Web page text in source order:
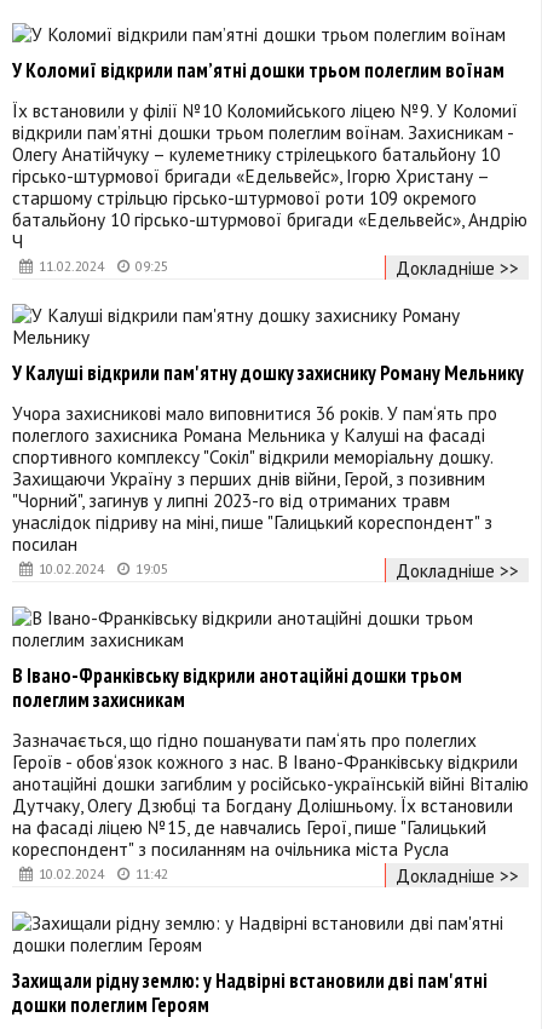
11.02.2024 09:25
У Коломиї відкрили пам’ятні дошки трьом полеглим воїнам
Їх встановили у філії №10 Коломийського ліцею №9. У Коломиї
відкрили пам’ятні дошки трьом полеглим воїнам. Захисникам -
Олегу Анатійчуку – кулеметнику стрілецького батальйону 10
гірсько-штурмової бригади «Едельвейс», Ігорю Христану –
старшому стрільцю гірсько-штурмової роти 109 окремого
батальйону 10 гірсько-штурмової бригади «Едельвейс», Андрію
Ч
Докладніше >>
10.02.2024 19:05
У Калуші відкрили пам'ятну дошку захиснику Роману Мельнику
Учора захисникові мало виповнитися 36 років. У пам‘ять про
полеглого захисника Романа Мельника у Калуші на фасаді
спортивного комплексу "Сокіл" відкрили меморіальну дошку.
Захищаючи Україну з перших днів війни, Герой, з позивним
"Чорний", загинув у липні 2023-го від отриманих травм
унаслідок підриву на міні, пише "Галицький кореспондент" з
посилан
Докладніше >>
10.02.2024 11:42
В Івано-Франківську відкрили анотаційні дошки трьом
полеглим захисникам
Зазначається, що гідно пошанувати пам‘ять про полеглих
Героїв - обов‘язок кожного з нас. В Івано-Франківську відкрили
анотаційні дошки загиблим у російсько-українській війні Віталію
Дутчаку, Олегу Дзюбці та Богдану Долішньому. Їх встановили
на фасаді ліцею №15, де навчались Герої, пише "Галицький
кореспондент" з посиланням на очільника міста Русла
Докладніше >>
Захищали рідну землю: у Надвірні встановили дві пам'ятні
дошки полеглим Героям